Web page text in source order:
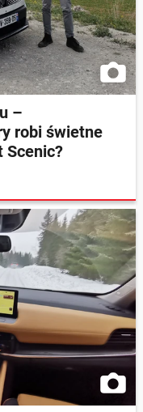
–
robi świetne
Scenic?